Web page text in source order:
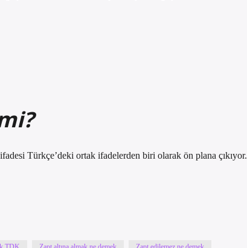
Türkçe’deki ortak ifadelerden biri olarak ön plana çıkıyor.